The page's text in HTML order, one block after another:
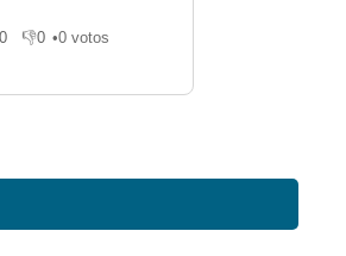
0gusta
👎0
No me gusta
•0 votos